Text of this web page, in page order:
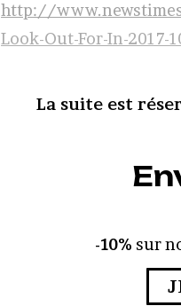
http://
Look-Out-For-In-2017-
La suite est
-10% sur